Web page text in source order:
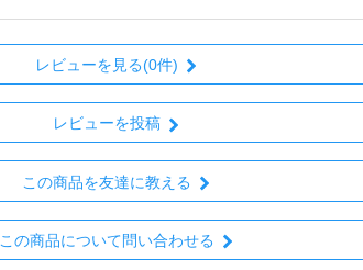
レビューを見る(0件)
レビューを投稿
この商品を友達に教える
この商品について問い合わせる